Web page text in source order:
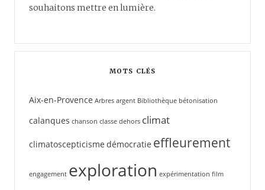
souhaitons mettre en lumière.
MOTS CLÉS
Aix-en-Provence Arbres argent Bibliothèque bétonisation
calanques chanson classe dehors climat
climatoscepticisme démocratie effleurement
engagement exploration expérimentation film